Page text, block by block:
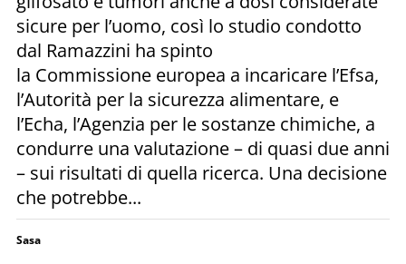
sicure per l’uomo, così lo studio condotto
dal Ramazzini ha spinto
la Commissione europea a incaricare l’Efsa,
l’Autorità per la sicurezza alimentare, e
l’Echa, l’Agenzia per le sostanze chimiche, a
condurre una valutazione – di quasi due anni
– sui risultati di quella ricerca. Una decisione
che potrebbe...
Sasa